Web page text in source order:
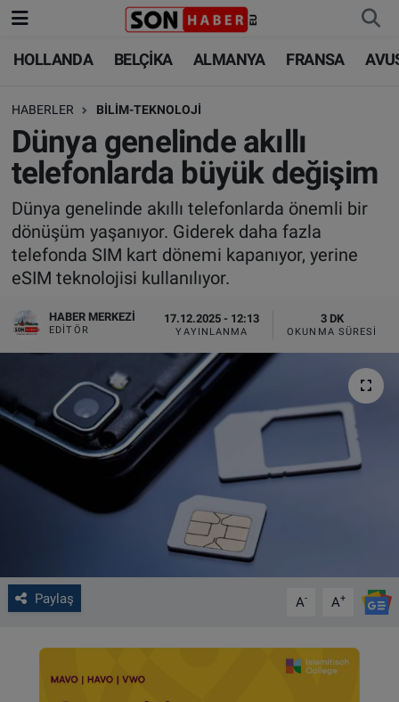
HOLLANDA BELÇİKA ALMANYA FRANSA
HABERLER BİLİM-TEKNOLOJİ
Dünya genelinde akıllı
telefonlarda büyük değişim
Dünya genelinde akıllı telefonlarda önemli bir
dönüşüm yaşanıyor. Giderek daha fazla
telefonda SIM kart dönemi kapanıyor, yerine
eSIM teknolojisi kullanılıyor.
HABER MERKEZI
EDITÖR
17.12.2025 - 12:13
YAYINLANMA
3 DK
OKUNMA SÜRESI
Paylaş A- A+
HOLLANDA
BELÇİKA
ALMANYA
FRANSA
AVUSTURYA
BİLİM-TEKNOLOJİ
HOLLANDA
BELÇİKA
ALMANYA
TÜRKİYE
DÜNYA
FOTO GALERİ
VIDEO GALERİ
ALGEMENE VOORWAARDEN
Nöbetçi Eczaneler
Hava Durumu
Trafik Durumu
Süper Lig Puan Durumu ve Fikstür
Tüm Manşetler